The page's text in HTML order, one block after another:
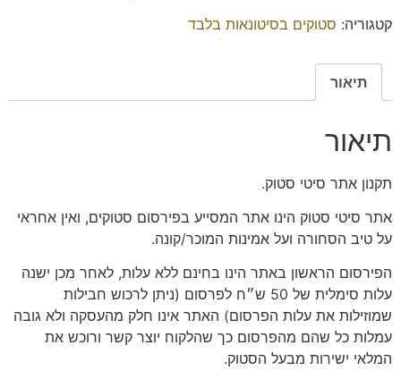
קטגוריה: סטוקים בסיטונאות בלבד
תיאור
תיאור
תקנון אתר סיטי סטוק.
אתר סיטי סטוק הינו אתר המסייע בפירסום סטוקים, ואין אחראי
על טיב הסחורה ועל אמינות המוכר/קונה.
הפירסום הראשון באתר הינו בחינם ללא עלות, לאחר מכן ישנה
עלות סימלית של 50 ש״ח לפרסום (ניתן לרכוש חבילות
שמוזילות את עלות הפרסום) האתר אינו חלק מהעסקה ולא גובה
עמלות כל שהם מהפרסום כך שהלקוח יוצר קשר ורוכש את
המלאי ישירות מבעל הסטוק.